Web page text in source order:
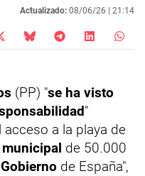
Actualizado: 08/06/26 | 21:14
(PP) "se ha visto
"
acceso a la playa de
de 50.000
de España",